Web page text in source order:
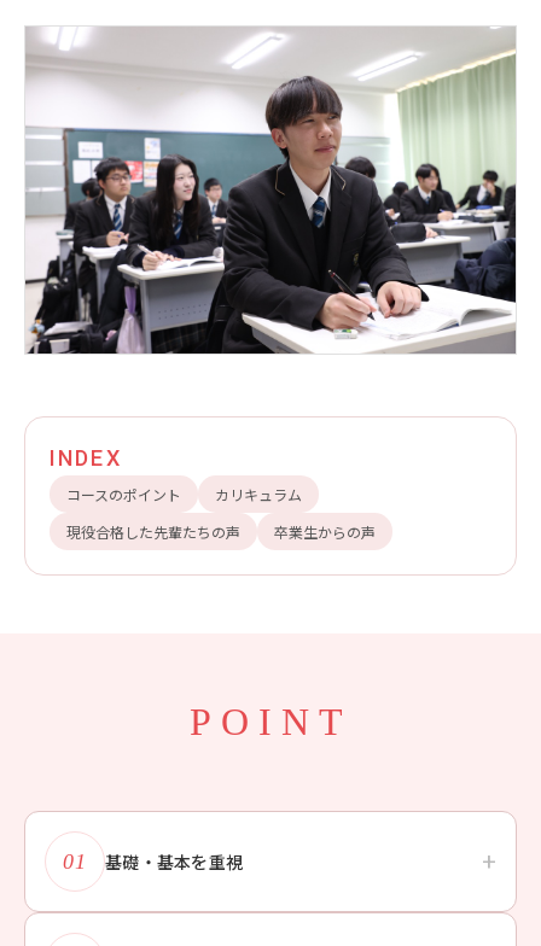
INDEX
コースのポイント
カリキュラム
現役合格した先輩たちの声
卒業生からの声
POINT
01 基礎・基本を重視 +
自ら学ぶ機会を活かして着実な力をつけていきます。